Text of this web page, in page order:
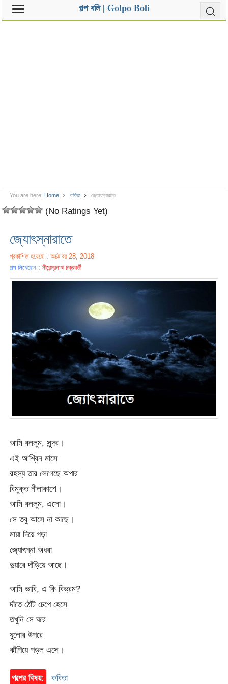
গল্প বলি | Golpo Boli
You are here: Home কবিতা জ্যোৎস্নারাতে
(No Ratings Yet)
জ্যোৎস্নারাতে
প্রকাশিত হয়েছে : অক্টোবর 28, 2018
গল্প লিখেছেন :নীরেন্দ্রনাথ চক্রবর্তী
আমি বললুম, সুন্দর।
এই আশ্বিন মাসে
রহস্য তার লেগেছে অপার
বিমুক্ত নীলাকাশে।
আমি বললুম, এসো।
সে তবু আসে না কাছে।
মায়া দিয়ে গড়া
জ্যোৎস্না অধরা
দুয়ারে দাঁড়িয়ে আছে।
আমি ভাবি, এ কি বিভ্রম?
দাঁতে ঠোঁট চেপে হেসে
তখুনি সে ঘরে
ধুলোর উপরে
ঝাঁপিয়ে পড়ল এসে।
গল্পের বিষয়: কবিতা